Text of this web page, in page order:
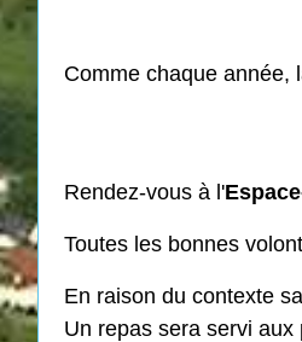
Comme chaque année,
Rendez-vous à l'
Toutes les bonnes
En raison du contexte
Un repas sera servi aux